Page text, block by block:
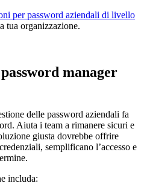
per password aziendali di livello
tua organizzazione.
manager
delle password aziendali fa
Aiuta i team a rimanere sicuri e
giusta dovrebbe offrire
semplificano l’accesso e
includa: